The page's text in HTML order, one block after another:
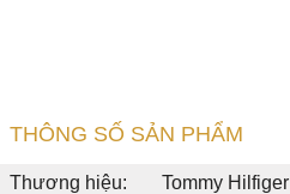
THÔNG SỐ SẢN PHẨM
Thương hiệu:
Tommy Hilfiger